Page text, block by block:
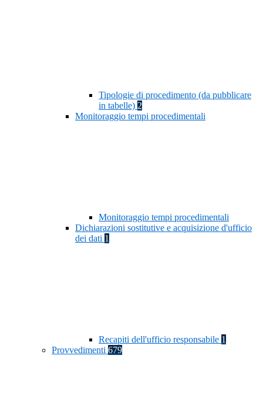
Tipologie di procedimento (da pubblicare
in tabelle) 2
Monitoraggio tempi procedimentali
Monitoraggio tempi procedimentali
Dichiarazioni sostitutive e acquisizione d'ufficio
dei dati 1
Recapiti dell'ufficio responsabile 1
Provvedimenti 679